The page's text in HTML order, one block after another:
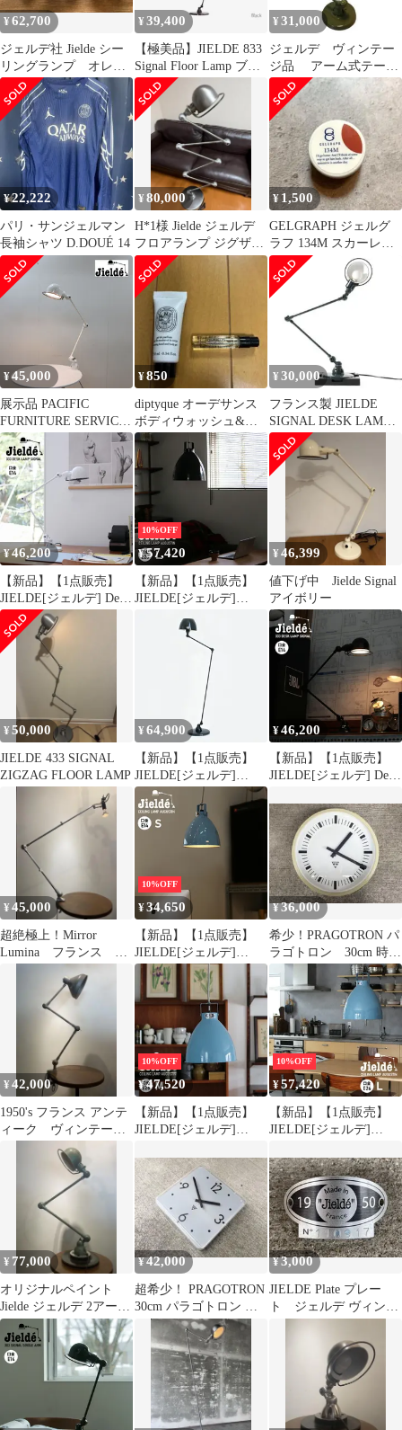
¥62,700
ジェルデ社 Jielde シー
リングランプ オレン
ジS 3台セット
¥39,400
【極美品】JIELDE 833
Signal Floor Lamp ブラ
ック
¥ 31,000
ジェルデ ヴィンテー
ジ品 アーム式テーブ
ルライト グリーン
¥22,222
パリ・サンジェルマン
長袖シャツ D.DOUÉ 14
¥80,000
H*1様 Jielde ジェルデ
フロアランプ ジグザグ
JD9406 フランス
¥1,500
GELGRAPH ジェルグ
ラフ 134M スカーレッ
ト 5g
¥45,000
展示品 PACIFIC
FURNITURE SERVICE
PFS パシフィック・フ
ァニチャー・サービス
JIELDE ジェルデ 4040
デスクランプ/デスクラ
イト 7万
¥850
diptyque オーデサンス
ボディウォッシュ&オ
ルフェオン 香水セット
試供品
¥ 30,000
フランス製 JIELDE
SIGNAL DESK LAMP
デスクランプ 名作
¥46,200
【新品】【1点販売】
JIELDE[ジェルデ] Desk
Lamp Signal (White
JD333) [デスクランプ
シグナル ホワイト 卓上
ライト 照明]
10%OFF
¥57,420
【新品】【1点販売】
JIELDE[ジェルデ]
Augustin(L) (Black
JD360) [シーリングラン
プ オーガスティン ブラ
ック 天井 ライト 照明]
¥46,399
値下げ中 Jielde Signal
アイボリー
¥50,000
JIELDE 433 SIGNAL
ZIGZAG FLOOR LAMP
¥64,900
【新品】【1点販売】
JIELDE[ジェルデ]
FLOOR LAMP AICLER
CURVE(GRANTIE
GREY JDAC833)
¥46,200
【新品】【1点販売】
JIELDE[ジェルデ] Desk
JD333) [デスクランプ
シグナル ブラック 卓上
ライト 照明]
¥45,000
超絶極上！Mirror
Lumina フランス
アトリエランプ アン
10%OFF
¥34,650
【新品】【1点販売】
JIELDE[ジェルデ]
Ceiling Lamp
Augustin(S) (PastelBlue
JD160) [シーリングラン
プ オーガスティン パス
テルブルー 天井 ライト
照明]
¥36,000
希少！PRAGOTRON パ
ラゴトロン 30cm 時計
インダストリアル 北欧
¥42,000
1950's フランス アンテ
ィーク ヴィンテージ
インダストリアル ラ
10%OFF
¥47,520
【新品】【1点販売】
JIELDE[ジェルデ]
Augustin(M) (PastelBlue
JD240) [シーリングラン
プ オーガスティン パス
テルブルー 天井 ライト
照明]
10%OFF
¥57,420
【新品】【1点販売】
JIELDE[ジェルデ]
Augustin(L) (PastelBlue
JD360) [シーリングラン
プ オーガスティン パス
テルブルー 天井 ライト
照明]
¥ 77,000
オリジナルペイント
Jielde ジェルデ 2アーム
ランプアンティーク
¥42,000
超希少！ PRAGOTRON
30cm パラゴトロン ア
ンティーク
¥3,000
JIELDE Plate プレー
ト ジェルデ ヴィンテ